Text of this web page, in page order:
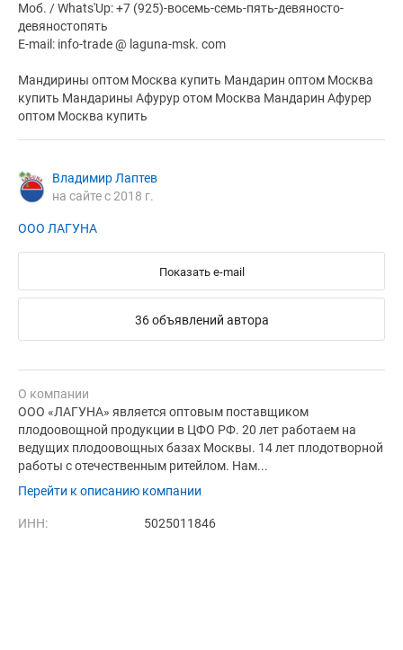
Моб. / Whats'Up: +7 (925)-восемь-семь-пять-девяносто-
девяностопять
E-mail: info-trade @ laguna-msk. com
Мандирины оптом Москва купить Мандарин оптом Москва
купить Мандарины Афурур отом Москва Мандарин Афурер
оптом Москва купить
Владимир Лаптев
на сайте с 2018 г.
ООО ЛАГУНА
Показать e-mail
36 объявлений автора
О компании
ООО «ЛАГУНА» является оптовым поставщиком
плодоовощной продукции в ЦФО РФ. 20 лет работаем на
ведущих плодоовощных базах Москвы. 14 лет плодотворной
работы с отечественным ритейлом. Нам...
Перейти к описанию компании
ИНН: 5025011846